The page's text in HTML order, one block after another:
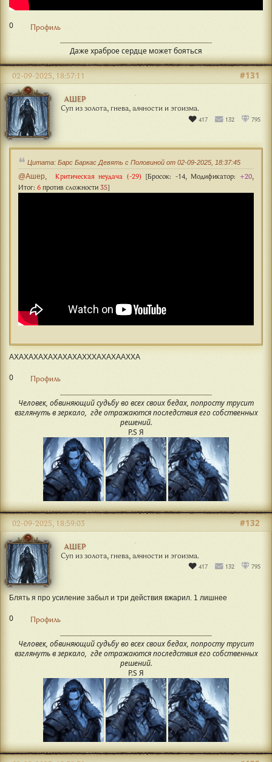
0 Профиль
Даже храброе сердце может бояться
АШЕР
Суп из золота, гнева, алчности и эгоизма.
417 132 795
#131
02-09-2025, 18:57:11
Цитата: Барс Баркас Девять с Половиной от 02-09-2025, 18:37:45
@Ашер, Критическая неудача (-29) [Бросок: -14, Модификатор: +20,
Итог: 6 против сложности 35]
АХАХАХАХАХАХАХАХХХАХАХААХХА
0 Профиль
Человек, обвиняющий судьбу во всех своих бедах, попросту трусит
взглянуть в зеркало, где отражаются последствия его собственных
решений.
P.S Я
АШЕР
Суп из золота, гнева, алчности и эгоизма.
417 132 795
#132
02-09-2025, 18:59:03
Блять я про усиление забыл и три действия вжарил. 1 лишнее
0 Профиль
Человек, обвиняющий судьбу во всех своих бедах, попросту трусит
взглянуть в зеркало, где отражаются последствия его собственных
решений.
P.S Я